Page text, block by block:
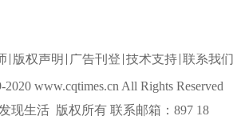
版权声明 广告刊登 技术支持 联系我们
www.cqtimes.cn All Rights Reserved
现生活 版权所有 联系邮箱：897 18